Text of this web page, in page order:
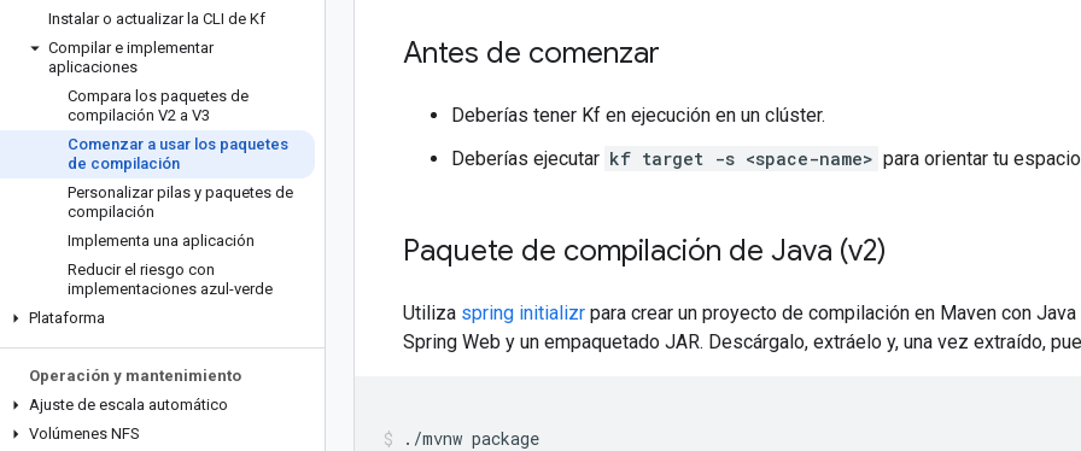
Instalar o actualizar la CLI de Kf
Compilar e implementar
aplicaciones
Compara los paquetes de
compilación V2 a V3
Comenzar a usar los paquetes
de compilación
Personalizar pilas y paquetes de
compilación
Implementa una aplicación
Reducir el riesgo con
implementaciones azul-verde
Plataforma
Operación y mantenimiento
Ajuste de escala automático
Volúmenes NFS
Antes de comenzar
Deberías tener Kf en ejecución en un clúster.
Deberías ejecutar kf target -s <space-name> para orientar tu
Paquete de compilación de Java (v2)
Utiliza spring initializr para crear un proyecto de compilación en Maven con
Spring Web y un empaquetado JAR. Descárgalo, extráelo y, una vez extraído,
./mvnw package